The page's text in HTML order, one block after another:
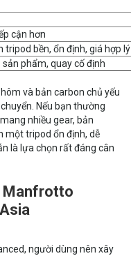
cận hơn
tripod bền, ổn định, giá hợp lý
sản phẩm, quay cố định
và bản carbon chủ yếu
Nếu bạn thường
nhiều gear, bản
một tripod ổn định, dễ
là lựa chọn rất đáng cân
Manfrotto
người dùng nên xây